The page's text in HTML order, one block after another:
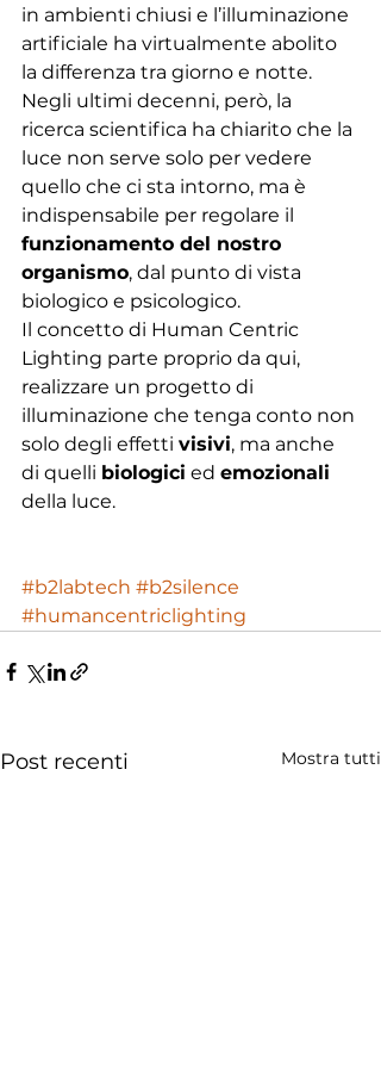
in ambienti chiusi e l’illuminazione
artificiale ha virtualmente abolito
la differenza tra giorno e notte.
Negli ultimi decenni, però, la
ricerca scientifica ha chiarito che la
luce non serve solo per vedere
quello che ci sta intorno, ma è
indispensabile per regolare il
funzionamento del nostro
organismo, dal punto di vista
biologico e psicologico.
Il concetto di Human Centric
Lighting parte proprio da qui,
realizzare un progetto di
illuminazione che tenga conto non
solo degli effetti visivi, ma anche
di quelli biologici ed emozionali
della luce.
#b2labtech #b2silence
#humancentriclighting
Post recenti Mostra tutti